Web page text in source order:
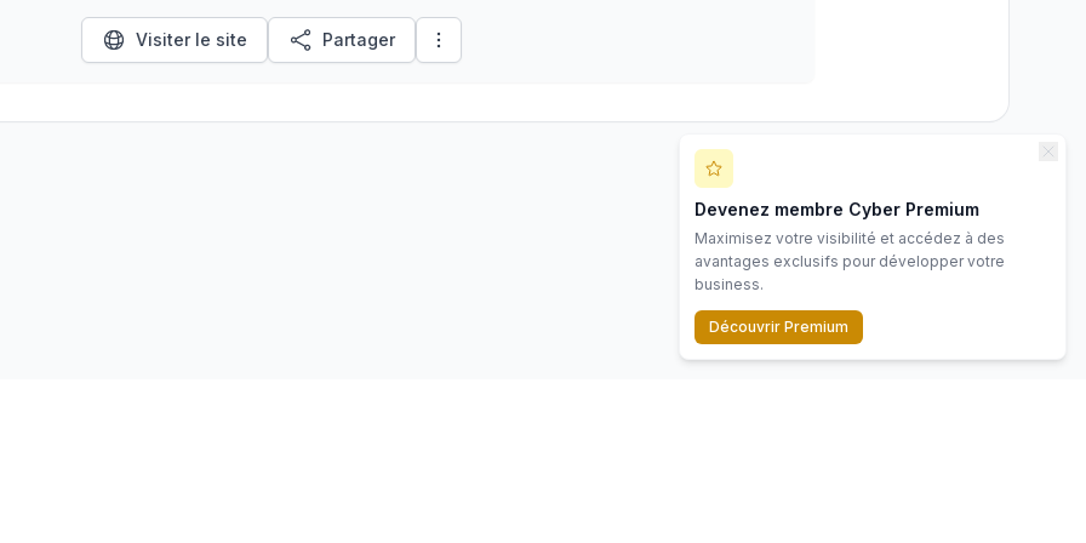
Visiter le site Partager
Devenez membre Cyber Premium
Maximisez votre visibilité et accédez à des
avantages exclusifs pour développer votre
business.
Découvrir Premium